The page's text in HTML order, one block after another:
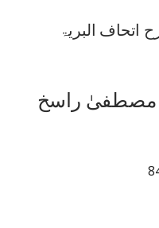
البریۃ
مصطفیٰ راسخ